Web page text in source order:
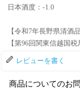
日本酒度：-1.0
【令和7年長野県清酒
【第96回関東信越国
レビューを書く
商品についてのお